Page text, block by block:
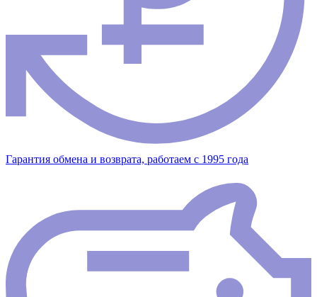
Гарантия обмена и возврата, работаем с 1995 года